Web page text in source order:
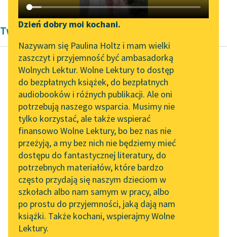
Katalog DAISY
Podkasty o książkach
Zgłoś brak utworu
Aktualności
„Prokurator Alicja Horn”
do słuchania
Byliśmy częścią AI Impact
Lab
Zapraszamy na spotkanie
online z tłumaczkami
literatury skandynawskiej
Spotkanie z Katarzyną
Tunkiel w Oslo
102. lata temu zmarł
Joseph Conrad
Narzędzia
Mapa Wolnych Lektur
Leśmianator
Przewodnik dla piszących i
czytających
API
OAI-PMH
Widget Wolnych Lektur
Przypisy
Dzień dobry moi kochani.
Nazywam się Paulina Holtz i mam wielki
zaszczyt i przyjemność być ambasadorką
Wolnych Lektur. Wolne Lektury to dostęp
do bezpłatnych książek, do bezpłatnych
audiobooków i różnych publikacji. Ale oni
potrzebują naszego wsparcia. Musimy nie
tylko korzystać, ale także wspierać
finansowo Wolne Lektury, bo bez nas nie
przeżyją, a my bez nich nie będziemy mieć
dostępu do fantastycznej literatury, do
potrzebnych materiałów, które bardzo
często przydają się naszym dzieciom w
szkołach albo nam samym w pracy, albo
po prostu do przyjemności, jaką dają nam
książki. Także kochani, wspierajmy Wolne
Lektury.
Twórczość Dwudziestolecie międzywojenne
Janusz Korczak
Koszałki Opałki
Postąpiłem tak
właściwie, jak pewien
herbowy prezes pewnej
instytucji, gdym go
przed laty prosił o...
Czytaj więcej